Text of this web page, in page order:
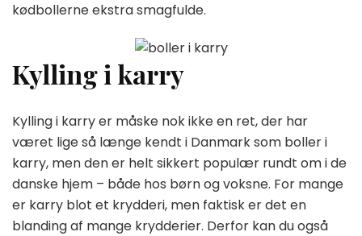
kødbollerne ekstra smagfulde.
Kylling i karry
Kylling i karry er måske nok ikke en ret, der har
været lige så længe kendt i Danmark som boller i
karry, men den er helt sikkert populær rundt om i de
danske hjem – både hos børn og voksne. For mange
er karry blot et krydderi, men faktisk er det en
blanding af mange krydderier. Derfor kan du også